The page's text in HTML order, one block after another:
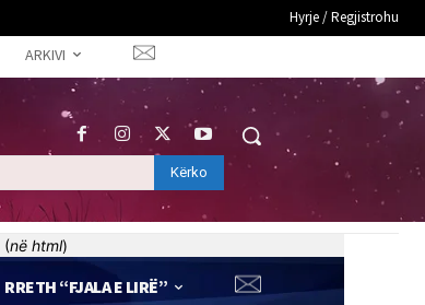
Hyrje / Regjistrohu
ARKIVI
Kërko
(në html)
RRETH “FJALA E LIRË”